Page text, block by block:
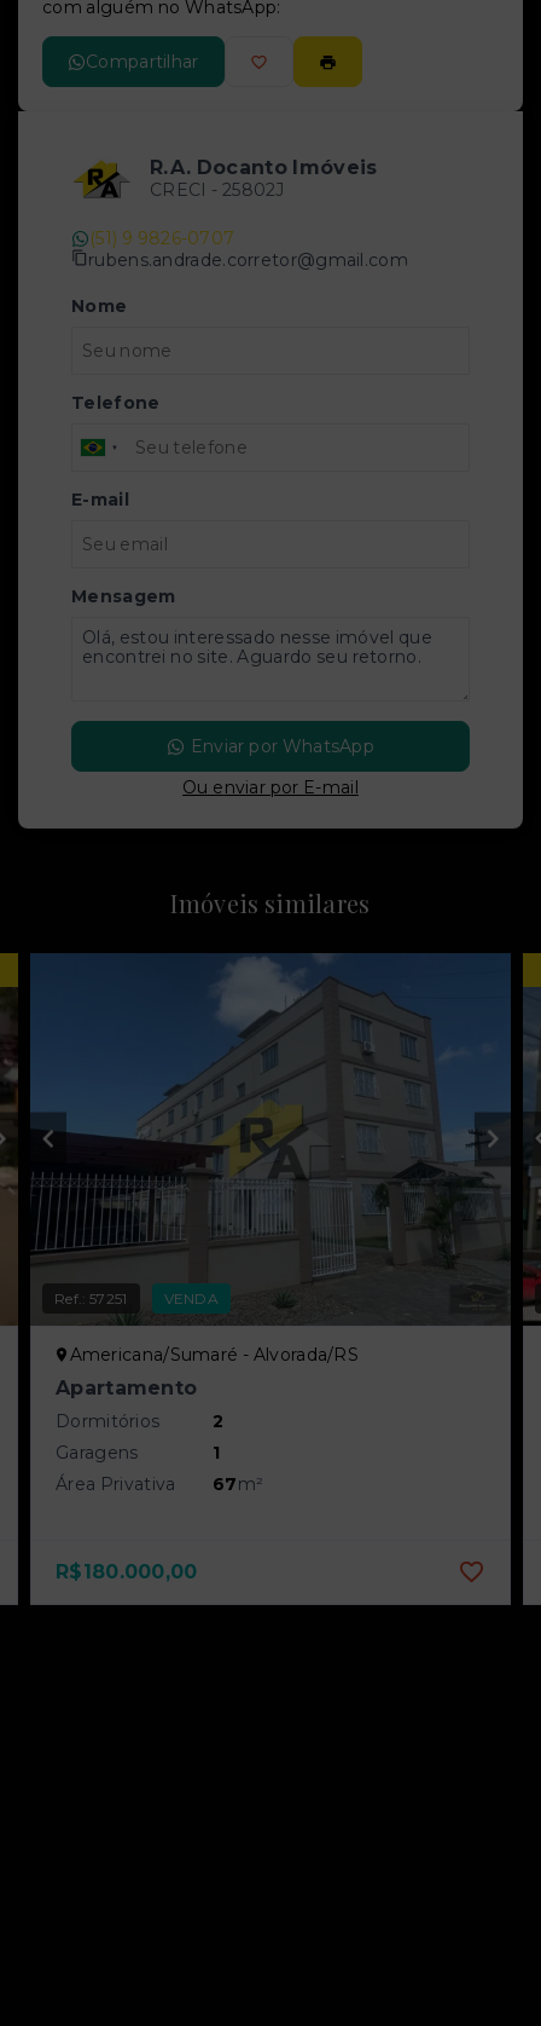
com alguém no WhatsApp:
Compartilhar
R.A. Docanto Imóveis
CRECI - 25802J
(51) 9 9826-0707
rubens.andrade.corretor@gmail.com
Nome
Telefone
E-mail
Mensagem
Enviar por WhatsApp
Ou enviar por E-mail
Imóveis similares
Ref.:57251 VENDA
Americana/Sumaré - Alvorada/RS
Apartamento
Dormitórios
2
Garagens
1
Área Privativa
67m²
R$180.000,00